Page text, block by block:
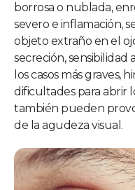
borrosa o nublada,
severo e inflamación,
objeto extraño en el
secreción, sensibilidad
los casos más graves,
dificultades para abrir
también pueden
de la agudeza visual.